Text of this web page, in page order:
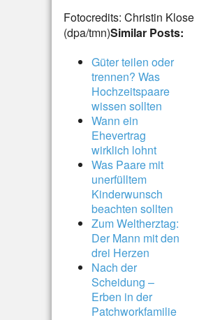
Fotocredits: Christin Klose
(dpa/tmn)Similar Posts:
Güter teilen oder
trennen? Was
Hochzeitspaare
wissen sollten
Wann ein
Ehevertrag
wirklich lohnt
Was Paare mit
unerfülltem
Kinderwunsch
beachten sollten
Zum Weltherztag:
Der Mann mit den
drei Herzen
Nach der
Scheidung –
Erben in der
Patchworkfamilie